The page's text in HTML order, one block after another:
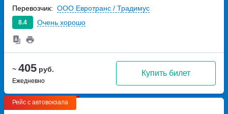
~ 405 руб.
Ежедневно
Купить билет
8.4 Очень хорошо
Перевозчик: ООО Евротранс / Традимус
Рейс с автовокзала